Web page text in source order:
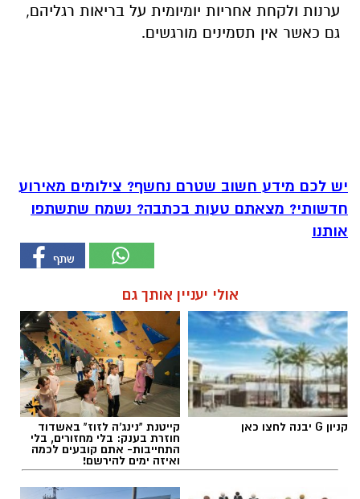
ערנות ולקחת אחריות יומיומית על בריאות רגליהם,
גם כאשר אין תסמינים מורגשים.
יש לכם מידע חשוב שטרם נחשף? צילומים מאירוע
חדשותי? מצאתם טעות בכתבה? נשמח שתשתפו
אותנו
אולי יעניין אותך גם
קניון G יבנה לחצו כאן קייטנת "נינג'ה לזוז" באשדוד
חוזרת בענק: בלי מחזורים, בלי
התחייבות- אתם קובעים לכמה
ואיזה ימים להירשם!